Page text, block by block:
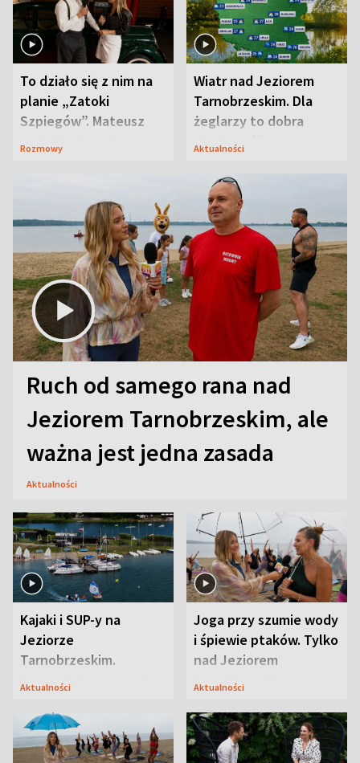
To działo się z nim na
planie „Zatoki
Szpiegów”. Mateusz
Janicki odsłonił
Rozmowy
Wiatr nad Jeziorem
Tarnobrzeskim. Dla
żeglarzy to dobra
wiadomość
Aktualności
Ruch od samego rana nad
Jeziorem Tarnobrzeskim, ale
ważna jest jedna zasada
Aktualności
Kajaki i SUP-y na
Jeziorze
Tarnobrzeskim.
Przyrodnicy zwracają
Aktualności
Joga przy szumie wody
i śpiewie ptaków. Tylko
nad Jeziorem
Tarnobrzeskim
Aktualności